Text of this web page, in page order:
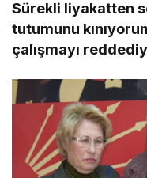
Sürekli liyakatten
tutumunu
çalışmayı